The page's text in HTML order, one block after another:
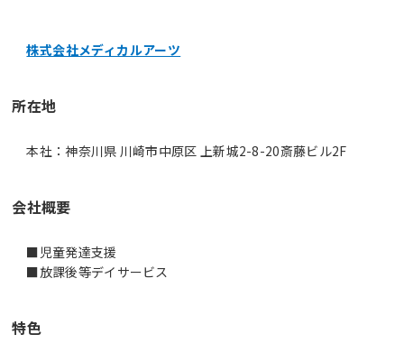
株式会社メディカルアーツ
所在地
本社：神奈川県 川崎市中原区 上新城2-8-20斎藤ビル2F
会社概要
■児童発達支援
特色